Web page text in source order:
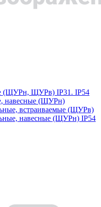
(ЩУРн, ЩУРв) IP31. IP54
навесные (ЩУРн)
встраиваемые (ЩУРв)
навесные (ЩУРн) IP54